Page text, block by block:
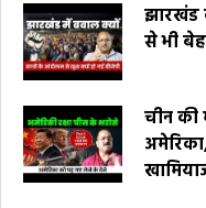
झारखंड
से भी
चीन की